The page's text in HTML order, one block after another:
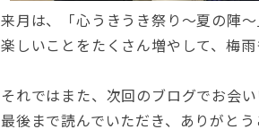
来月は、「心うきうき祭り～夏の陣
楽しいことをたくさん増やして、梅
それではまた、次回のブログでお会い
最後まで読んでいただき、ありがとう